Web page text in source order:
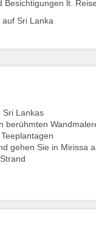
Besichtigungen lt.
Sri Lanka
Sri Lankas
berühmten
gehen Sie in Mirissa